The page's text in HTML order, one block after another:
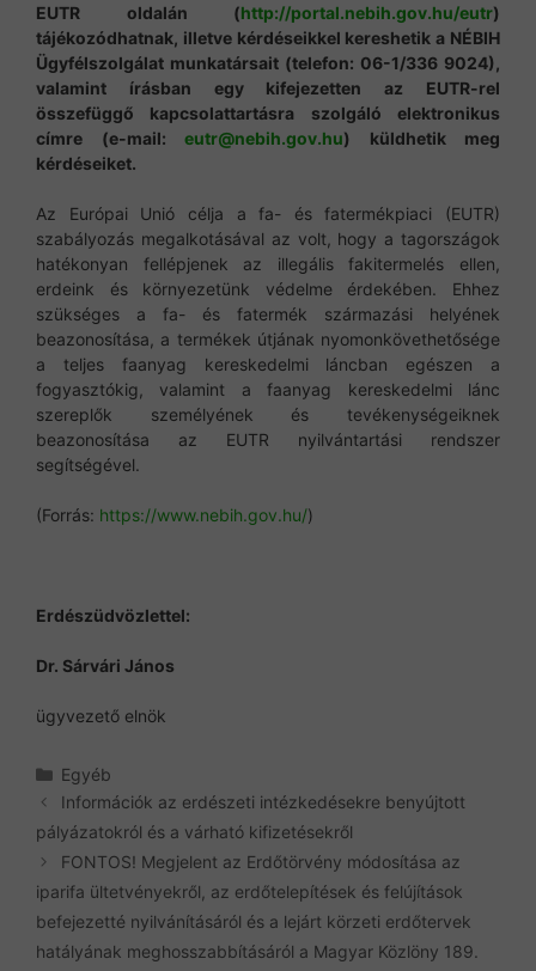
EUTR oldalán (http://portal.nebih.gov.hu/eutr)
tájékozódhatnak, illetve kérdéseikkel kereshetik a NÉBIH
Ügyfélszolgálat munkatársait (telefon: 06-1/336 9024),
valamint írásban egy kifejezetten az EUTR-rel
összefüggő kapcsolattartásra szolgáló elektronikus
címre (e-mail: eutr@nebih.gov.hu) küldhetik meg
kérdéseiket.
Az Európai Unió célja a fa- és fatermékpiaci (EUTR)
szabályozás megalkotásával az volt, hogy a tagországok
hatékonyan fellépjenek az illegális fakitermelés ellen,
erdeink és környezetünk védelme érdekében. Ehhez
szükséges a fa- és fatermék származási helyének
beazonosítása, a termékek útjának nyomonkövethetősége
a teljes faanyag kereskedelmi láncban egészen a
fogyasztókig, valamint a faanyag kereskedelmi lánc
szereplők személyének és tevékenységeiknek
beazonosítása az EUTR nyilvántartási rendszer
segítségével.
(Forrás: https://www.nebih.gov.hu/)
Erdészüdvözlettel:
Dr. Sárvári János
ügyvezető elnök
Kategória
Egyéb
Információk az erdészeti intézkedésekre benyújtott
pályázatokról és a várható kifizetésekről
FONTOS! Megjelent az Erdőtörvény módosítása az
iparifa ültetvényekről, az erdőtelepítések és felújítások
befejezetté nyilvánításáról és a lejárt körzeti erdőtervek
hatályának meghosszabbításáról a Magyar Közlöny 189.